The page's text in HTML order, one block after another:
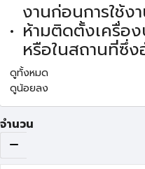
งานก่อนการใช้ง
ห้ามติดตั้งเครื่อ
หรือในสถานที่ซึ่
ดูทั้งหมด
ดูน้อยลง
จำนวน